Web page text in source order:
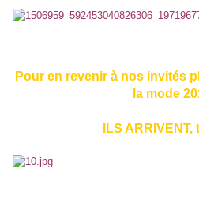
Pour en revenir à nos invités
la mode
ILS ARRIVENT,